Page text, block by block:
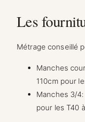
Les
Métrage conseillé
Manches
110cm pour
Manches 3/
pour les T40